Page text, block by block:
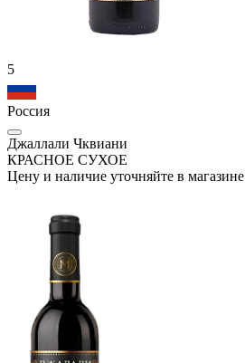
5
Россия
Джаллали Чквиани
КРАСНОЕ СУХОЕ
Цену и наличие уточняйте в магазине